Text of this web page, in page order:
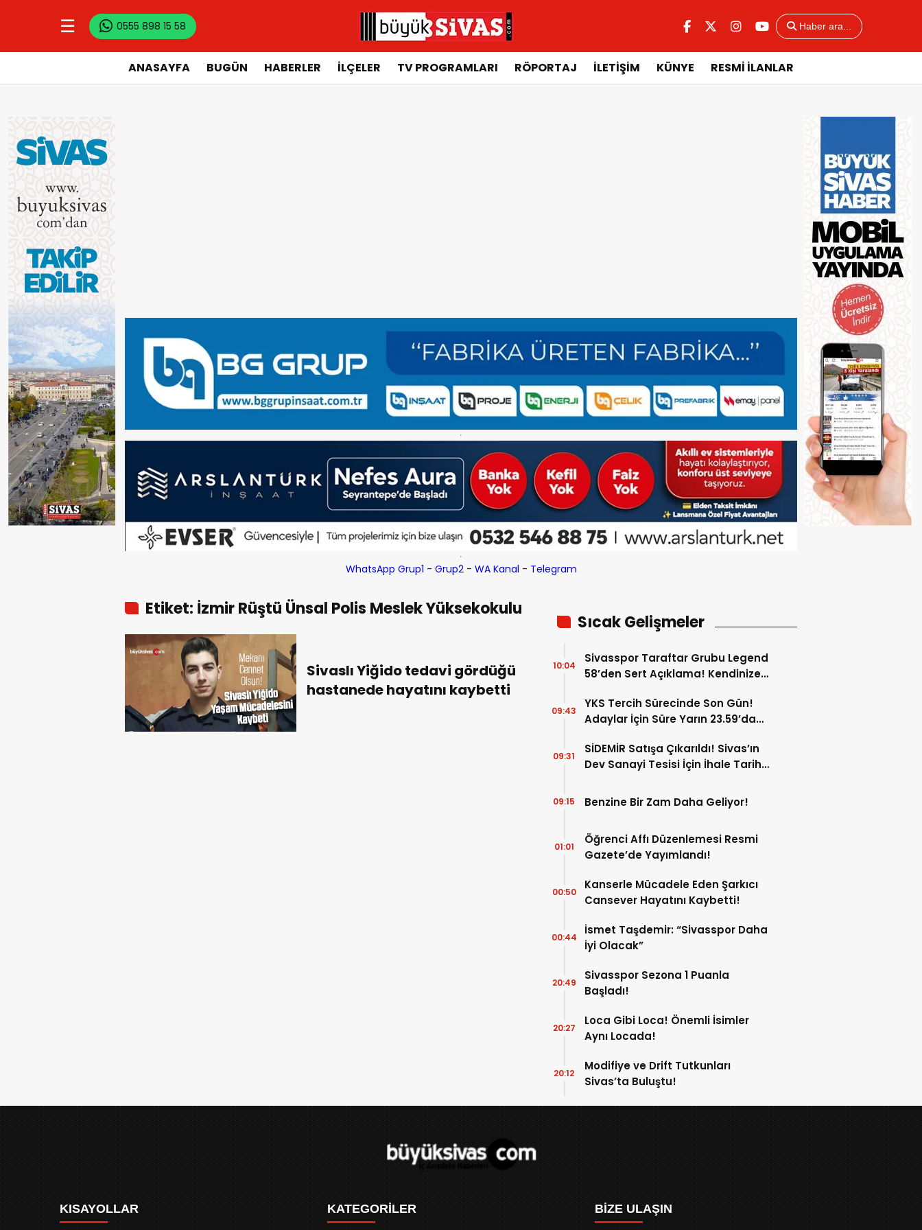
☰ 0555 898 15 58 Haber ara...
ANASAYFA BUGÜN HABERLER İLÇELER TV PROGRAMLARI RÖPORTAJ İLETİŞİM KÜNYE RESMİ İLANLAR
WhatsApp Grup1 - Grup2- WA Kanal - Telegram
Etiket: İzmir Rüştü Ünsal Polis Meslek Yüksekokulu
Sivaslı Yiğido tedavi gördüğü
hastanede hayatını kaybetti
Sıcak Gelişmeler
Sivasspor Taraftar Grubu Legend
58’den Sert Açıklama! Kendinize
10:04
YKS Tercih Sürecinde Son Gün!
Adaylar İçin Süre Yarın 23.59’da
09:43
SİDEMİR Satışa Çıkarıldı! Sivas’ın
Dev Sanayi Tesisi İçin İhale Tarihi
09:31
Benzine Bir Zam Daha Geliyor!
09:15
Öğrenci Affı Düzenlemesi Resmi
Gazete’de Yayımlandı!
01:01
Kanserle Mücadele Eden Şarkıcı
Cansever Hayatını Kaybetti!
00:50
İsmet Taşdemir: “Sivasspor Daha
İyi Olacak”
00:44
Sivasspor Sezona 1 Puanla
Başladı!
20:49
Loca Gibi Loca! Önemli İsimler
Aynı Locada!
20:27
Modifiye ve Drift Tutkunları
Sivas’ta Buluştu!
20:12
KISAYOLLAR KATEGORİLER BİZE ULAŞIN